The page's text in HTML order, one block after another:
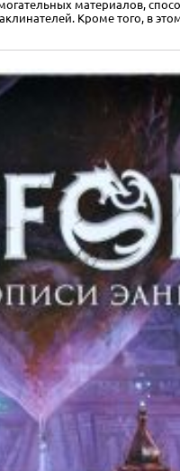
материалов,
Кроме того, в